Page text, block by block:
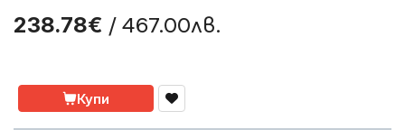
238.78€ / 467.00лв.
Купи